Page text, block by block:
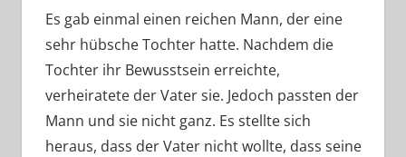
Es gab einmal einen reichen Mann, der eine
sehr hübsche Tochter hatte. Nachdem die
Tochter ihr Bewusstsein erreichte,
verheiratete der Vater sie. Jedoch passten der
Mann und sie nicht ganz. Es stellte sich
heraus, dass der Vater nicht wollte, dass seine